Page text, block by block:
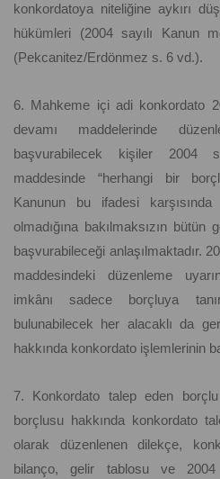
konkordatoya niteliğine aykırı
hükümleri (2004 sayılı Kanun
(Pekcanitez/Erdönmez s. 6 vd.).
6. Mahkeme içi adi konkordato
devamı maddelerinde
başvurabilecek kişiler 2004
maddesinde “herhangi bir
Kanunun bu ifadesi
olmadığına bakılmaksızın
başvurabileceği anlaşılmaktadır.
maddesindeki düzenleme
imkânı sadece borçluya
bulunabilecek her alacaklı da
hakkında konkordato işlemlerinin
7. Konkordato talep eden
borçlusu hakkında konkordato
olarak düzenlenen dilekçe,
bilanço, gelir tablosu ve 2004